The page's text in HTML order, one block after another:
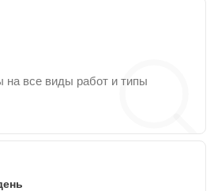
на все виды работ и типы